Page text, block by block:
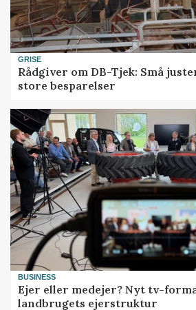
GRISE
Rådgiver om DB-Tjek: Små
store besparelser
BUSINESS
Ejer eller medejer? Nyt tv-
landbrugets ejerstruktur